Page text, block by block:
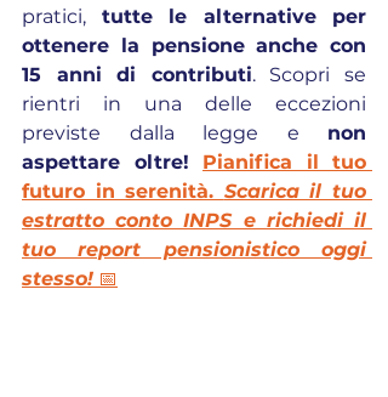
pratici, tutte le alternative per
ottenere la pensione anche con
15 anni di contributi. Scopri se
rientri in una delle eccezioni
previste dalla legge e non
aspettare oltre! Pianifica il tuo
futuro in serenità. Scarica il tuo
estratto conto INPS e richiedi il
tuo report pensionistico oggi
stesso! 📅